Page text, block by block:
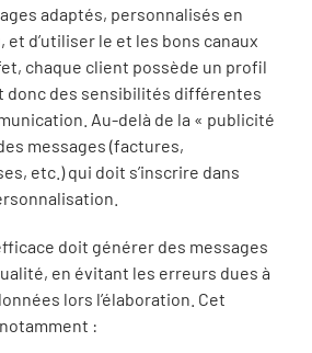
adaptés, personnalisés en
d’utiliser le et les bons canaux
chaque client possède un profil
donc des sensibilités différentes
Au-delà de la « publicité
messages (factures,
etc.) qui doit s’inscrire dans
doit générer des messages
en évitant les erreurs dues à
lors l’élaboration. Cet
: